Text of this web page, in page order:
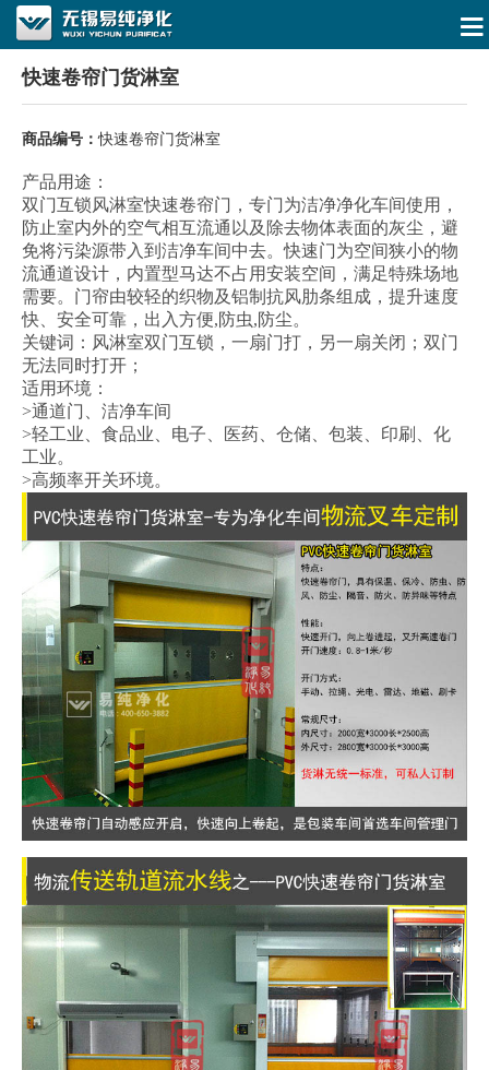
快速卷帘门货淋室
商品编号：快速卷帘门货淋室
产品用途：
双门互锁风淋室快速卷帘门，专门为洁净净化车间使用，
防止室内外的空气相互流通以及除去物体表面的灰尘，避
免将污染源带入到洁净车间中去。快速门为空间狭小的物
流通道设计，内置型马达不占用安装空间，满足特殊场地
需要。门帘由较轻的织物及铝制抗风肋条组成，提升速度
快、安全可靠，出入方便,防虫,防尘。
关键词：风淋室双门互锁，一扇门打，另一扇关闭；双门
无法同时打开；
适用环境：
>通道门、洁净车间
>轻工业、食品业、电子、医药、仓储、包装、印刷、化
工业。
>高频率开关环境。